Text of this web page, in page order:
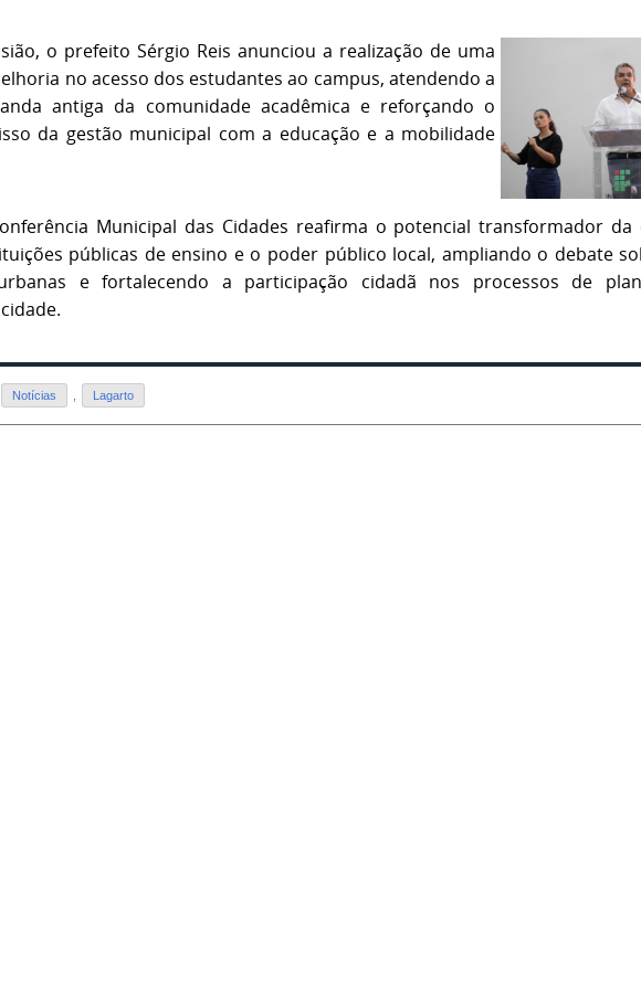
o prefeito Sérgio Reis anunciou a realização de uma
no acesso dos estudantes ao campus, atendendo a
antiga da comunidade acadêmica e reforçando o
da gestão municipal com a educação e a mobilidade
Municipal das Cidades reafirma o potencial transformador da
públicas de ensino e o poder público local, ampliando o debate
e fortalecendo a participação cidadã nos processos de
Notícias Lagarto